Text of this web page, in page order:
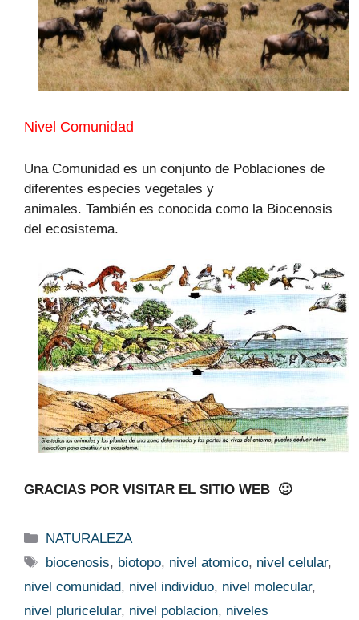
Nivel Comunidad
Una Comunidad es un conjunto de Poblaciones de
diferentes especies vegetales y
animales. También es conocida como la Biocenosis
del ecosistema.
GRACIAS POR VISITAR EL SITIO WEB 🙂
Categorías
NATURALEZA
Etiquetas
biocenosis, biotopo, nivel atomico, nivel celular,
nivel comunidad, nivel individuo, nivel molecular,
nivel pluricelular, nivel poblacion, niveles